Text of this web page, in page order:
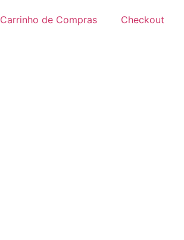
Carrinho de Compras Checkout